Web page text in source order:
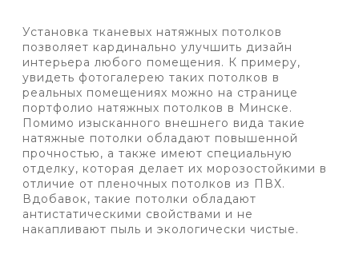
Установка тканевых натяжных потолков
позволяет кардинально улучшить дизайн
интерьера любого помещения. К примеру,
увидеть фотогалерею таких потолков в
реальных помещениях можно на странице
портфолио натяжных потолков в Минске.
Помимо изысканного внешнего вида такие
натяжные потолки обладают повышенной
прочностью, а также имеют специальную
отделку, которая делает их морозостойкими в
отличие от пленочных потолков из ПВХ.
Вдобавок, такие потолки обладают
антистатическими свойствами и не
накапливают пыль и экологически чистые.